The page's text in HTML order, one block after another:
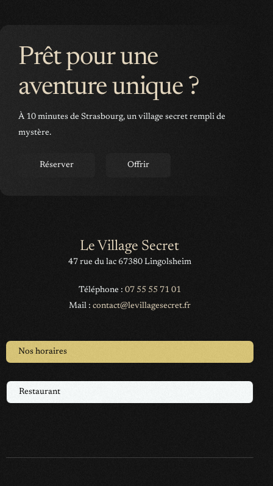
Prêt pour une
aventure unique ?
À 10 minutes de Strasbourg, un village secret rempli de
mystère.
Réserver Offrir
Le Village Secret
47 rue du lac 67380 Lingolsheim
Téléphone : 07 55 55 71 01
Mail : contact@levillagesecret.fr
Nos horaires
Restaurant